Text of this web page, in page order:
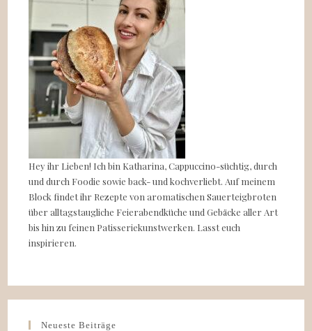
Hey ihr Lieben! Ich bin Katharina, Cappuccino-süchtig, durch
und durch Foodie sowie back- und kochverliebt. Auf meinem
Block findet ihr Rezepte von aromatischen Sauerteigbroten
über alltagstaugliche Feierabendküche und Gebäcke aller Art
bis hin zu feinen Patisseriekunstwerken. Lasst euch
inspirieren.
Neueste Beiträge